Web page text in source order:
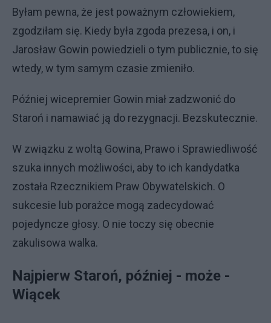
Byłam pewna, że jest poważnym człowiekiem,
zgodziłam się. Kiedy była zgoda prezesa, i on, i
Jarosław Gowin powiedzieli o tym publicznie, to się
wtedy, w tym samym czasie zmieniło.
Później wicepremier Gowin miał zadzwonić do
Staroń i namawiać ją do rezygnacji. Bezskutecznie.
W związku z woltą Gowina, Prawo i Sprawiedliwość
szuka innych możliwości, aby to ich kandydatka
została Rzecznikiem Praw Obywatelskich. O
sukcesie lub porażce mogą zadecydować
pojedyncze głosy. O nie toczy się obecnie
zakulisowa walka.
Najpierw Staroń, później - może -
Wiącek